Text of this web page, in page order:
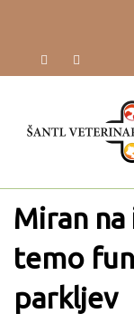
Miran
temo
parkljev